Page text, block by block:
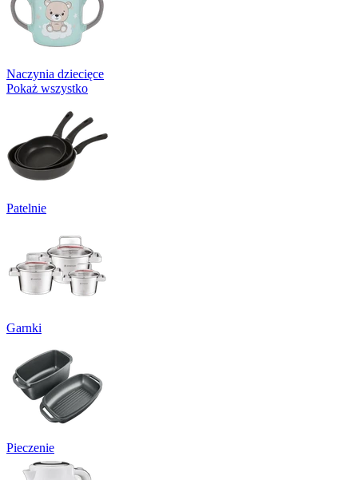
Naczynia dziecięce
Pokaż wszystko
Patelnie
Garnki
Pieczenie